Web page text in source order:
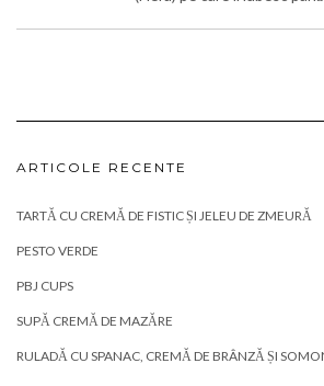
PBJ CUPS
SUPĂ CREMĂ DE MAZĂRE
RULADĂ CU SPANAC, CREMĂ DE BRÂNZĂ ȘI SOMON
4 INGREDIENTE